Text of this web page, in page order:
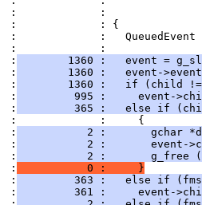
:             :
:             : {
:             :   QueuedEvent
:             :
:
1360 :   event =
:
1360 :   event-
:
1360 :   if (child
:
995 :     event-
:
365 :   else if
:             :     {
:
2 :       gchar
:
2 :       event-
:
2 :       g_free
:
           0 :     }
:
363 :   else if
:
361 :     event-